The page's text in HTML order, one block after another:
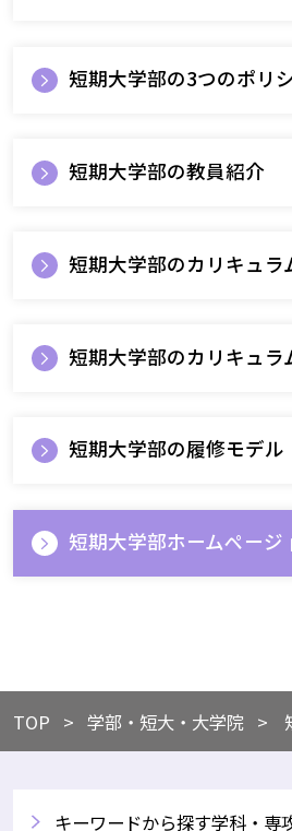
短期大学部の3つのポリ
短期大学部の教員紹介
短期大学部のカリキュラ
短期大学部のカリキュラ
短期大学部の履修モデル
短期大学部ホームページ
TOP ​学部・短大・大学院
キーワードから探す学科・専